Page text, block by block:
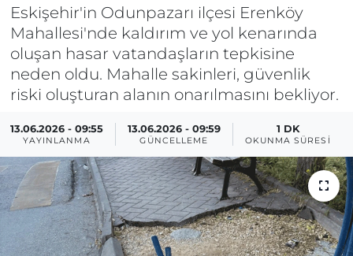
Eskişehir'in Odunpazarı ilçesi Erenköy
Mahallesi'nde kaldırım ve yol kenarında
oluşan hasar vatandaşların tepkisine
neden oldu. Mahalle sakinleri, güvenlik
riski oluşturan alanın onarılmasını bekliyor.
13.06.2026 - 09:55
YAYINLANMA
13.06.2026 - 09:59
GÜNCELLEME
1 DK
OKUNMA SÜRESI
RESMİ İLAN
EĞİTİM
SAĞLIK
TEKNOLOJİ
BÖLGE
YAŞAM
DÜNYA
Son Dakika Haberleri
Haber Arşivi